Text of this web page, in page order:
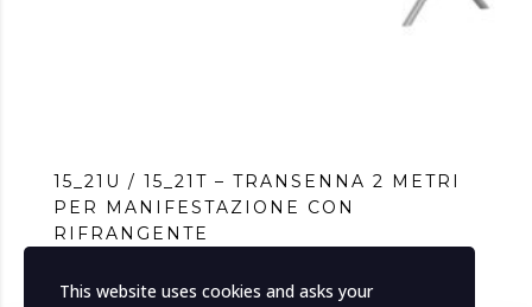
15_21U / 15_21T – TRANSENNA 2 METRI
PER MANIFESTAZIONE CON
RIFRANGENTE
This website uses cookies and asks your